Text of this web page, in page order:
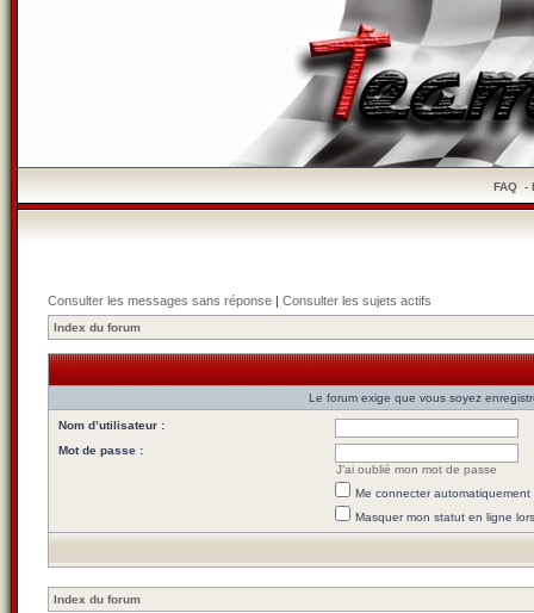
FAQ-
Consulter les messages sans réponse | Consulter les sujets actifs
Index du forum
Le forum exige que vous soyez
Nom d’utilisateur :
Mot de passe :
J’ai oublié mon mot de passe
Me connecter
Masquer mon statut en ligne
Index du forum